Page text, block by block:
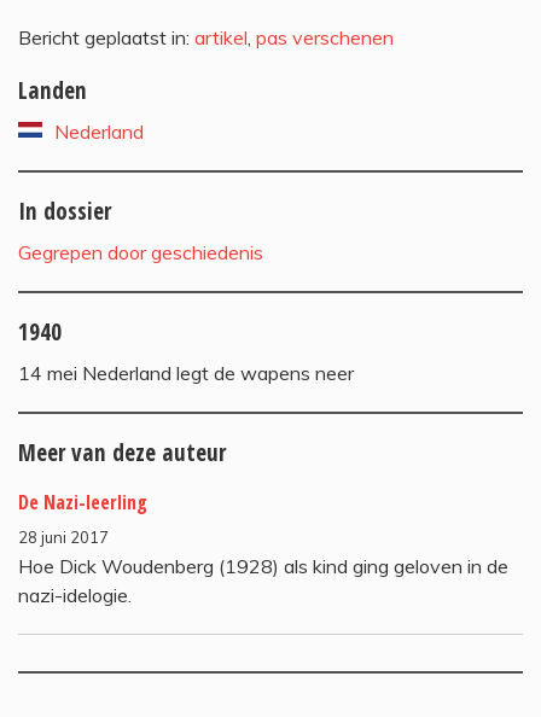
Bericht geplaatst in: artikel, pas verschenen
Landen
Nederland
In dossier
Gegrepen door geschiedenis
1940
14 mei Nederland legt de wapens neer
Meer van deze auteur
De Nazi-leerling
28 juni 2017
Hoe Dick Woudenberg (1928) als kind ging geloven in de
nazi-idelogie.